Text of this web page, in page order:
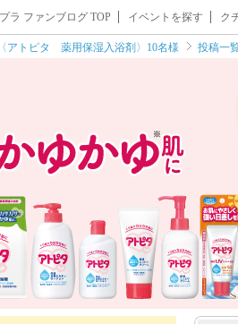
ラ ファンブログ TOP イベントを探す ク
アトピタ 薬用保湿入浴剤〉10名様 投稿一